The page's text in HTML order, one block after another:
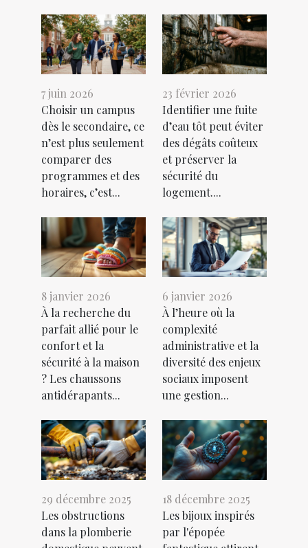
7 juin 2026
Choisir un campus
dès le secondaire, ce
n’est plus seulement
comparer des
programmes et des
horaires, c’est...
23 février 2026
Identifier une fuite
d’eau tôt peut éviter
des dégâts coûteux
et préserver la
sécurité du
logement....
8 janvier 2026
À la recherche du
parfait allié pour le
confort et la
sécurité à la maison
? Les chaussons
antidérapants...
6 janvier 2026
À l’heure où la
complexité
administrative et la
diversité des enjeux
sociaux imposent
une gestion...
29 décembre 2025
Les obstructions
dans la plomberie
18 décembre 2025
Les bijoux inspirés
par l'épopée